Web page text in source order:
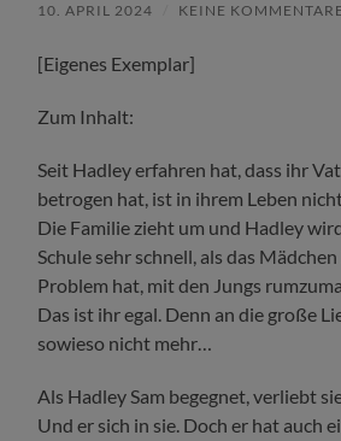
10. APRIL 2024 KEINE KOMMENTARE
[Eigenes Exemplar]
Zum Inhalt:
Seit Hadley erfahren hat, dass ihr
betrogen hat, ist in ihrem Leben
Die Familie zieht um und Hadley
Schule sehr schnell, als das
Problem hat, mit den Jungs
Das ist ihr egal. Denn an die große
sowieso nicht mehr…
Als Hadley Sam begegnet, verliebt
Und er sich in sie. Doch er hat auch